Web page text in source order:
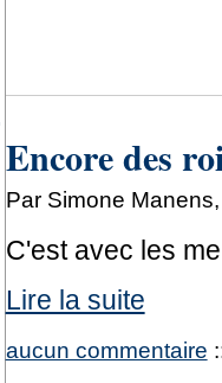
Encore des
Par Simone
C'est avec les
Lire la suite
aucun commentaire